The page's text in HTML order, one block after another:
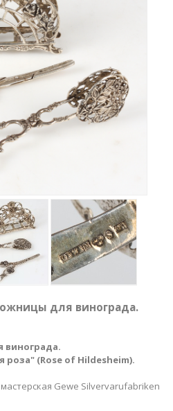
для винограда.
(Rose of Hildesheim).
Gewe Silvervarufabriken